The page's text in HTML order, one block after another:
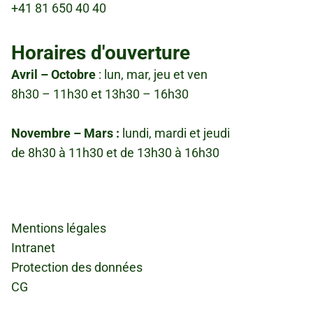
+41 81 650 40 40
Horaires d'ouverture
Avril – Octobre : lun, mar, jeu et ven
8h30 – 11h30 et 13h30 – 16h30
Novembre – Mars : lundi, mardi et jeudi
de 8h30 à 11h30 et de 13h30 à 16h30
Mentions légales
Intranet
Protection des données
CG